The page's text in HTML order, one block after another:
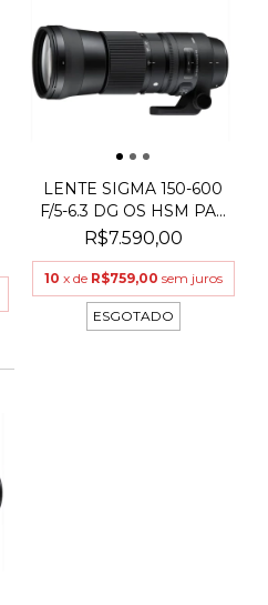
LENTE SIGMA 150-600
F/5-6.3 DG OS HSM PA...
R$7.590,00
10 x de R$759,00 sem juros
ESGOTADO